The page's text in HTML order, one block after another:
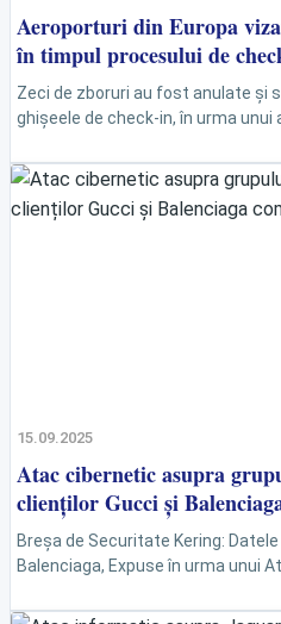
Aeroporturi din Europa
în timpul procesului de
Zeci de zboruri au fost anulate și
ghișeele de check-in, în urma
15.09.2025
Atac cibernetic asupra
clienților Gucci și
Breșa de Securitate Kering:
Balenciaga, Expuse în urma unui